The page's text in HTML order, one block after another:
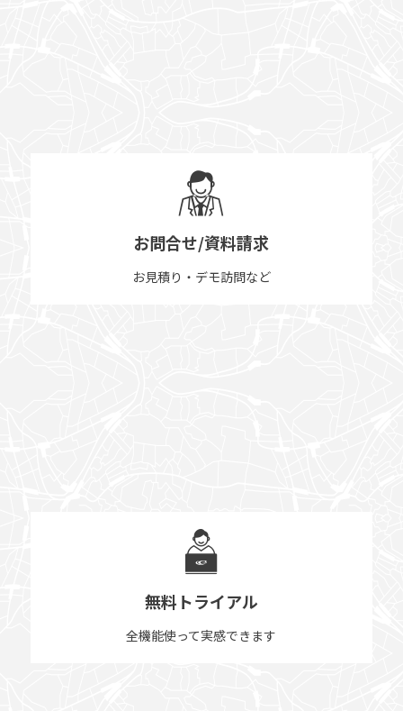
お問合せ/資料請求
お見積り・デモ訪問など
無料トライアル
全機能使って実感できます